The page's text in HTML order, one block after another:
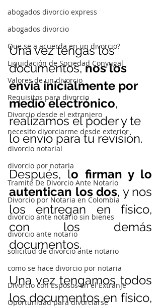
abogados divorcio express
abogados divorcio
Que se a acuerda en un divorcio?
Liquidación de Sociedad Conyugal
Valores de un divorcio
Requisitos para divorcio
Divorcio desde el extranjero
necesito divorciarme desde exterior
divorcio notarial
divorcio por notaria
Tramite De Divorcio Ante Notario
Divorcio por Notaria en Colombia
divorcio ante notario sin bienes
divorcio ante notario
solicitud de divorcio ante notario
como se hace divorcio por notaria
Divorcio con Esposos en el Extranje
Oportunidad para divorciarse
Una vez tengas los
documentos, nos los
envía inicialmente por
medio electrónico,
realizamos el poder y te
lo envío para tu revisión.
Después, lo firman y lo
autentican los dos, y nos
los entregan en físico,
con los demás
documentos.
Una vez tengamos todos